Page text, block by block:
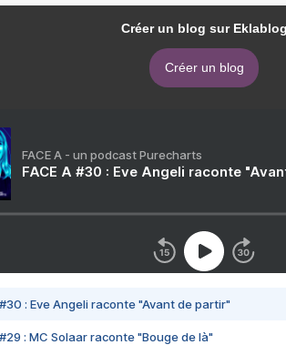
Créer un blog sur Eklablog
Créer un blog
FACE A - un podcast Purecharts
FACE A #30 : Eve Angeli raconte
#30 : Eve Angeli raconte "Avant de partir"
#29 : MC Solaar raconte "Bouge de là"